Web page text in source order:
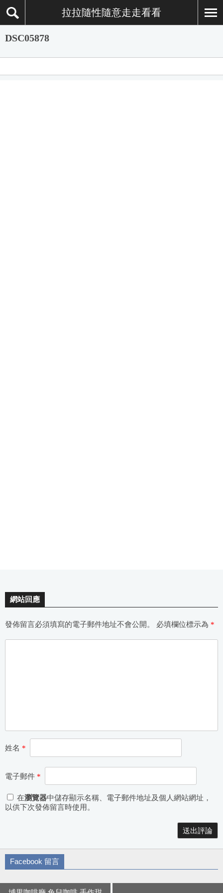
拉拉隨性隨意走走看看
DSC05878
網站回應
發佈留言必須填寫的電子郵件地址不會公開。 必填欄位標示為 *
姓名 *
電子郵件 *
在瀏覽器中儲存顯示名稱、電子郵件地址及個人網站網址，
以供下次發佈留言時使用。
Facebook 留言